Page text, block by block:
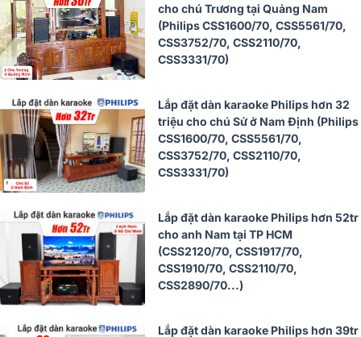
cho chú Trương tại Quảng Nam
(Philips CSS1600/70, CSS5561/70,
CSS3752/70, CSS2110/70,
CSS3331/70)
Lắp đặt dàn karaoke Philips hơn 32
triệu cho chú Sử ở Nam Định (Philips
CSS1600/70, CSS5561/70,
CSS3752/70, CSS2110/70,
CSS3331/70)
Lắp đặt dàn karaoke Philips hơn 52tr
cho anh Nam tại TP HCM
(CSS2120/70, CSS1917/70,
CSS1910/70, CSS2110/70,
CSS2890/70...)
Lắp đặt dàn karaoke Philips hơn 39tr